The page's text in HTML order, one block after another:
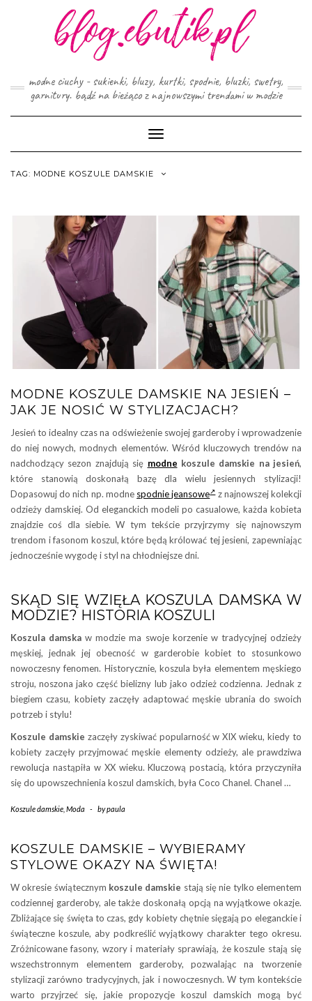
modne ciuchy - sukienki, bluzy, kurtki, spodnie, bluzki, swetry,
garnitury. bądź na bieżąco z najnowszymi trendami w modzie
Toggle
Navigation
TAG: MODNE KOSZULE DAMSKIE
MODNE KOSZULE DAMSKIE NA JESIEŃ –
JAK JE NOSIĆ W STYLIZACJACH?
Jesień to idealny czas na odświeżenie swojej garderoby i wprowadzenie
do niej nowych, modnych elementów. Wśród kluczowych trendów na
nadchodzący sezon znajdują się modne koszule damskie na jesień,
które stanowią doskonałą bazę dla wielu jesiennych stylizacji!
Dopasowuj do nich np. modne spodnie jeansowe z najnowszej kolekcji
odzieży damskiej. Od eleganckich modeli po casualowe, każda kobieta
znajdzie coś dla siebie. W tym tekście przyjrzymy się najnowszym
trendom i fasonom koszul, które będą królować tej jesieni, zapewniając
jednocześnie wygodę i styl na chłodniejsze dni.
SKĄD SIĘ WZIĘŁA KOSZULA DAMSKA W
MODZIE? HISTORIA KOSZULI
Koszula damska w modzie ma swoje korzenie w tradycyjnej odzieży
męskiej, jednak jej obecność w garderobie kobiet to stosunkowo
nowoczesny fenomen. Historycznie, koszula była elementem męskiego
stroju, noszona jako część bielizny lub jako odzież codzienna. Jednak z
biegiem czasu, kobiety zaczęły adaptować męskie ubrania do swoich
potrzeb i stylu!
Koszule damskie zaczęły zyskiwać popularność w XIX wieku, kiedy to
kobiety zaczęły przyjmować męskie elementy odzieży, ale prawdziwa
rewolucja nastąpiła w XX wieku. Kluczową postacią, która przyczyniła
się do upowszechnienia koszul damskich, była Coco Chanel. Chanel …
Koszule damskie Moda - bypaula
KOSZULE DAMSKIE – WYBIERAMY
STYLOWE OKAZY NA ŚWIĘTA!
W okresie świątecznym koszule damskie stają się nie tylko elementem
codziennej garderoby, ale także doskonałą opcją na wyjątkowe okazje.
Zbliżające się święta to czas, gdy kobiety chętnie sięgają po eleganckie i
świąteczne koszule, aby podkreślić wyjątkowy charakter tego okresu.
Zróżnicowane fasony, wzory i materiały sprawiają, że koszule stają się
wszechstronnym elementem garderoby, pozwalając na tworzenie
stylizacji zarówno tradycyjnych, jak i nowoczesnych. W tym kontekście
warto przyjrzeć się, jakie propozycje koszul damskich mogą być